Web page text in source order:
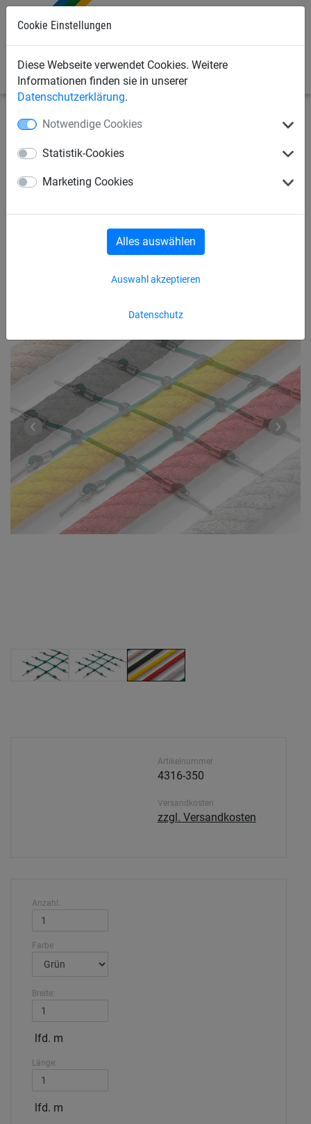
Cookie Einstellungen
Diese Webseite verwendet Cookies. Weitere
Informationen finden sie in unserer
Datenschutzerklärung.
Notwendige Cookies
Statistik-Cookies
Marketing Cookies
Datenschutz
Auswahl akzeptieren
Alles auswählen
Seilspielgeräte Kletternetze
Herkulesseil-Kletternetz, Ø 16
mm, Maschenweite 35 cm
Artikelnummer
4316-350
Versandkosten
zzgl. Versandkosten
Anzahl:
Farbe
Breite:
lfd. m
Länge:
lfd. m